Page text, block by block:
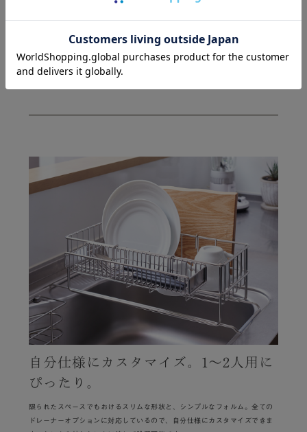
[3点セット]ネオナビオ ドレーナー
ベーシックセット
自分仕様にカスタマイズ。1～2人用に
ぴったり。
限られたスペースでもおけるスリムな形状と、シンプルなフォルム。全ての
ドレーナーオプションに対応しているので、自分仕様にカスタマイズできま